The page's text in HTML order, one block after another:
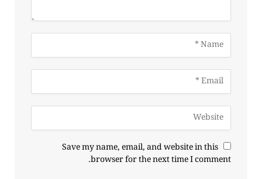
Save my name, email, and website in this
browser for the next time I comment.